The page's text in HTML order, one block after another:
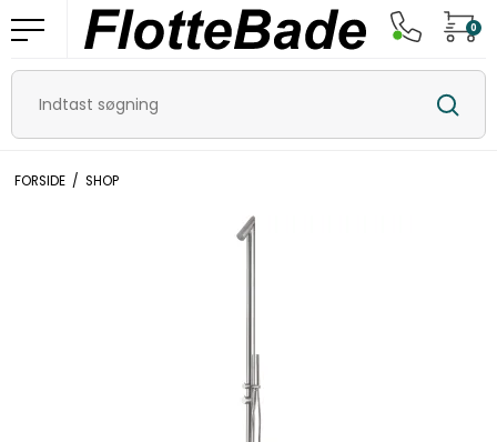
0
FORSIDE / SHOP